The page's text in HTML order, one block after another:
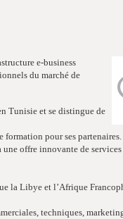
e-business
du marché de
Tunisie et se distingue de
formation pour ses partenaires.
offre innovante de
la Libye et l’Afrique
techniques,